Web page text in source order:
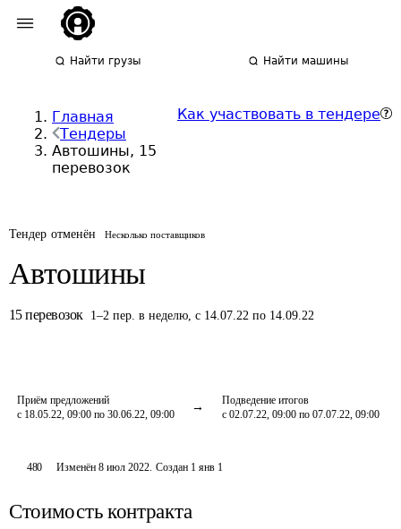
Найти грузы Найти машины
Главная
Тендеры
Автошины, 15
перевозок
Как участвовать в тендере
Тендер отменён Несколько поставщиков
Автошины
15 перевозок 1–2 пер. в неделю, с 14.07.22 по 14.09.22
Приём предложений
с 18.05.22, 09:00 по 30.06.22, 09:00
Подведение итогов
с 02.07.22, 09:00 по 07.07.22, 09:00
480 Изменён8 июл 2022. Создан 1 янв 1
Стоимость контракта